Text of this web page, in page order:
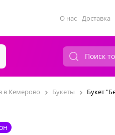
О нас Доставка
в Кемерово Букеты Букет